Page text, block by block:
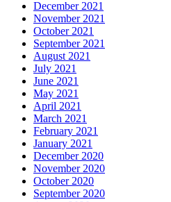
December 2021
November 2021
October 2021
September 2021
August 2021
July 2021
June 2021
May 2021
April 2021
March 2021
February 2021
January 2021
December 2020
November 2020
October 2020
September 2020